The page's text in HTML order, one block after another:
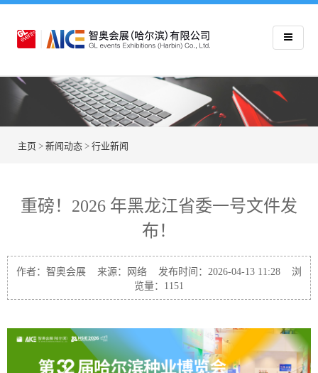
主页 > 新闻动态 > 行业新闻
重磅！2026 年黑龙江省委一号文件发
布！
作者：智奥会展 来源：网络 发布时间：2026-04-13 11:28 浏
览量： 1151